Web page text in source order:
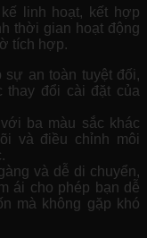
linh hoạt, kết hợp
thời gian hoạt động
tích hợp.
sự an toàn tuyệt đối,
thay đổi cài đặt của
ba màu sắc khác
và điều chỉnh môi
và dễ di chuyển,
ái cho phép bạn dễ
mà không gặp khó